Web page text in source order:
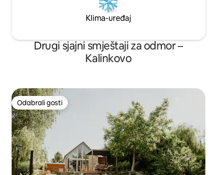
Klima-uređaj
Drugi sjajni smještaji za odmor –
Kalinkovo
Odabrali gosti
Odabrali gosti